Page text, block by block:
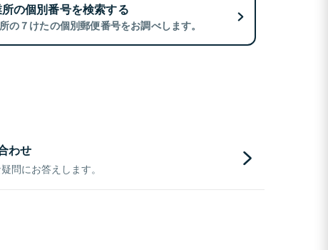
の個別番号を検索する
の７けたの個別郵便番号をお調べします。
わせ
問にお答えします。